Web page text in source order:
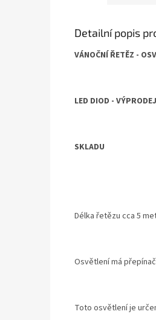
Detailní popis
VÁNOČNÍ ŘETĚZ -
LED DIOD - VÝPRODEJ
SKLADU
Délka řetězu cca 5
Osvětlení má
Toto osvětlení je